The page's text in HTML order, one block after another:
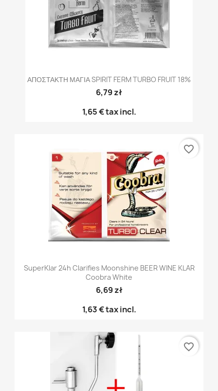
ΑΠΟΣΤΑΚΤΗ ΜΑΓΙΑ SPIRIT FERM TURBO FRUIT 18%
6,79 zł
1,65 €tax incl.
SuperKlar 24h Clarifies Moonshine BEER WINE KLAR
Coobra White
6,69 zł
1,63 €tax incl.
favorite_border
favorite_border